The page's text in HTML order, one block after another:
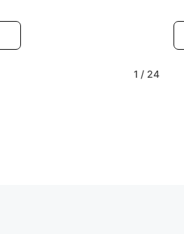
1 / 24